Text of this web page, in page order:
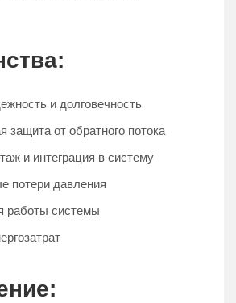
и долговечность
защита от обратного потока
и интеграция в систему
потери давления
работы системы